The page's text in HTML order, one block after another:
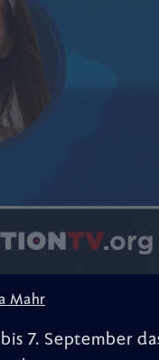
Mahr
7. September